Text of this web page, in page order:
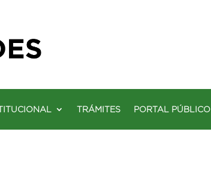
TRÁMITES PORTAL PÚBLICO